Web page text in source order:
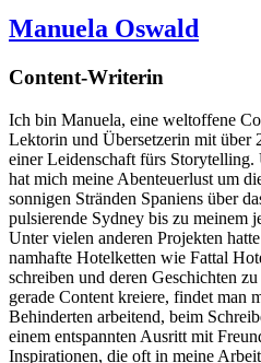
Manuela Oswald
Content-Writerin
Ich bin Manuela, eine weltoffene
Lektorin und Übersetzerin mit über
einer Leidenschaft fürs
hat mich meine Abenteuerlust um
sonnigen Stränden Spaniens über
pulsierende Sydney bis zu meinem
Unter vielen anderen Projekten
namhafte Hotelketten wie Fattal
schreiben und deren Geschichten
gerade Content kreiere, findet man
Behinderten arbeitend, beim
einem entspannten Ausritt mit
Inspirationen, die oft in meine